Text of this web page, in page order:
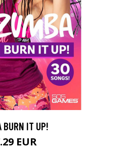
BURN IT UP!
EUR